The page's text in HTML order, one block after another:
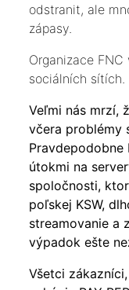
odstranit, ale
zápasy.
Organizace
sociálních sítích.
Veľmi nás mrzí,
včera problémy
Pravdepodobne
útokmi na
spoločnosti,
poľskej KSW,
streamovanie a
výpadok ešte
Všetci